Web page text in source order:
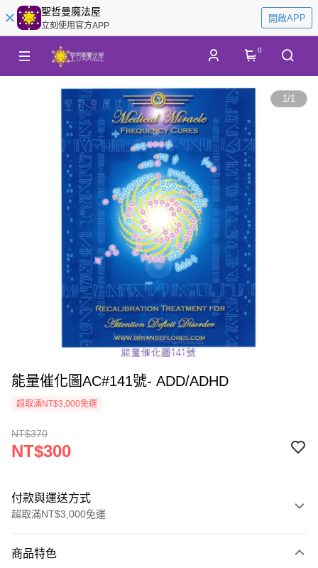
聖哲曼魔法屋
立刻使用官方APP
開啟APP
0
1/1
能量催化圖AC#141號- ADD/ADHD
超取滿NT$3,000免運
NT$370
NT$300
付款與運送方式
超取滿NT$3,000免運
信用卡一次付款
商品特色